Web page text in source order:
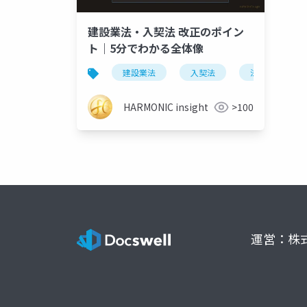
建設業法・入契法 改正のポイン
ト｜5分でわかる全体像
建設業法 入契法 法改正
HARMONIC insight >100
運営：株